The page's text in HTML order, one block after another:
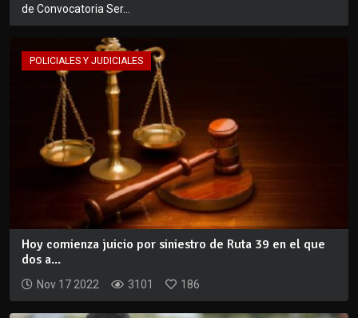
de Convocatoria Ser...
POLICIALES Y JUDICIALES
Hoy comienza juicio por siniestro de Ruta 39 en el que
dos a...
Nov 17 2022 3101 186